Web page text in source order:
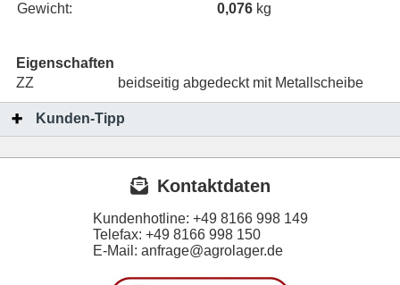
Gewicht:
0,076 kg
Eigenschaften
ZZ
beidseitig abgedeckt mit Metallscheibe
Kunden-Tipp
Kontaktdaten
Kundenhotline: +49 8166 998 149
Telefax: +49 8166 998 150
E-Mail: anfrage@agrolager.de